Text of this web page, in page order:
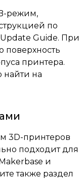
режим,
по
Guide. При
поверхность
принтера.
на
3D-принтеров
подходит для
и
также раздел